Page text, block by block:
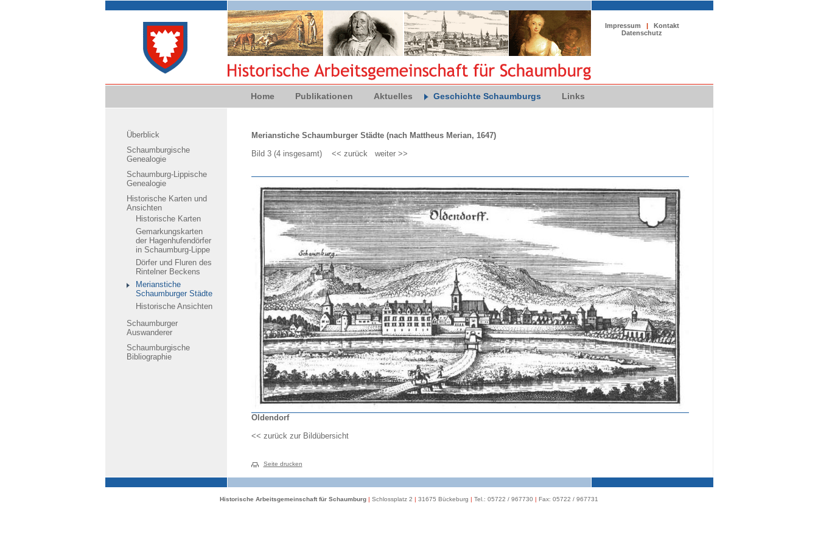
Impressum |
Kontakt
Datenschutz
Home Publikationen Aktuelles Geschichte Schaumburgs Links
Überblick
Schaumburgische
Genealogie
Schaumburg-Lippische
Genealogie
Historische Karten und
Ansichten
Historische Karten
Gemarkungskarten
der Hagenhufendörfer
in Schaumburg-Lippe
Dörfer und Fluren des
Rintelner Beckens
Merianstiche
Schaumburger Städte
Historische Ansichten
Schaumburger
Auswanderer
Schaumburgische
Bibliographie
Merianstiche Schaumburger Städte (nach Mattheus Merian, 1647)
Bild 3 (4 insgesamt) << zurück weiter >>
Oldendorf
<< zurück zur Bildübersicht
Seite drucken
Historische Arbeitsgemeinschaft für Schaumburg | Schlossplatz 2 | 31675 Bückeburg | Tel.: 05722 / 967730 | Fax: 05722 / 967731